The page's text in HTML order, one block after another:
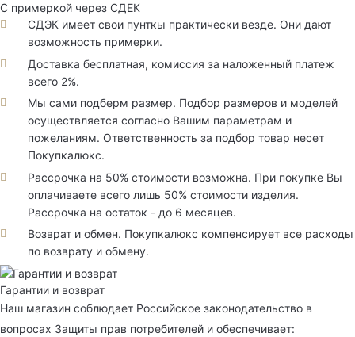
С примеркой через СДЕК
СДЭК имеет свои пунткы практически везде. Они дают
возможность примерки.
Доставка бесплатная, комиссия за наложенный платеж
всего 2%.
Мы сами подберм размер. Подбор размеров и моделей
осуществляется согласно Вашим параметрам и
пожеланиям. Ответственность за подбор товар несет
Покупкалюкс.
Рассрочка на 50% стоимости возможна. При покупке Вы
оплачиваете всего лишь 50% стоимости изделия.
Рассрочка на остаток - до 6 месяцев.
Возврат и обмен. Покупкалюкс компенсирует все расходы
по возврату и обмену.
Гарантии и возврат
Наш магазин соблюдает Российское законодательство в
вопросах Защиты прав потребителей и обеспечивает: